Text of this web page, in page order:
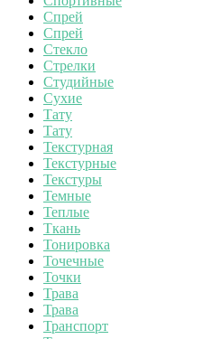
Спрей
Спрей
Стекло
Стрелки
Студийные
Сухие
Тату
Тату
Текстурная
Текстурные
Текстуры
Темные
Теплые
Ткань
Тонировка
Точечные
Точки
Трава
Трава
Транспорт